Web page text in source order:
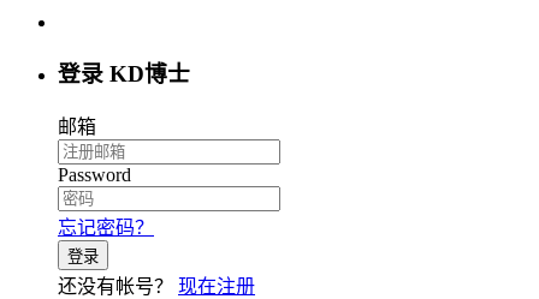
登录 KD博士
邮箱
Password
忘记密码？
登录
还没有帐号？ 现在注册